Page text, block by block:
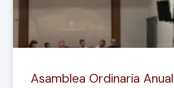
Asamblea Ordinaria